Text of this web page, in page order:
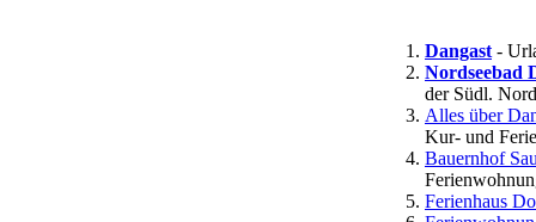
Dangast -
Nordseebad
der Südl.
Alles über
Kur- und
Bauernhof
Ferienhaus